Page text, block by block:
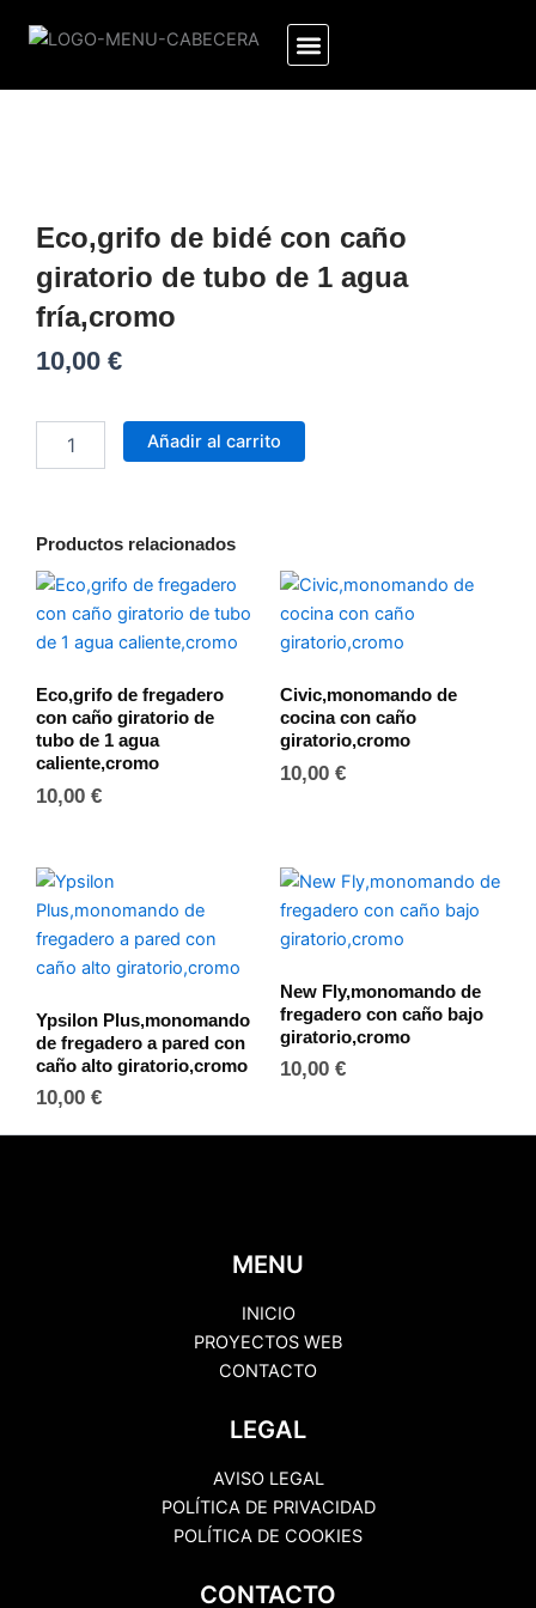
Eco,grifo de bidé con caño
giratorio de tubo de 1 agua
fría,cromo
10,00 €
de
bidé
con
de
tubo
de
1
agua
cantidad
Añadir al carrito
Productos relacionados
Eco,grifo de fregadero
con caño giratorio de
tubo de 1 agua
caliente,cromo
10,00 €
Civic,monomando de
cocina con caño
giratorio,cromo
10,00 €
Ypsilon Plus,monomando
de fregadero a pared con
caño alto giratorio,cromo
10,00 €
New Fly,monomando de
fregadero con caño bajo
giratorio,cromo
10,00 €
MENU
INICIO
PROYECTOS WEB
CONTACTO
LEGAL
AVISO LEGAL
POLÍTICA DE PRIVACIDAD
POLÍTICA DE COOKIES
CONTACTO